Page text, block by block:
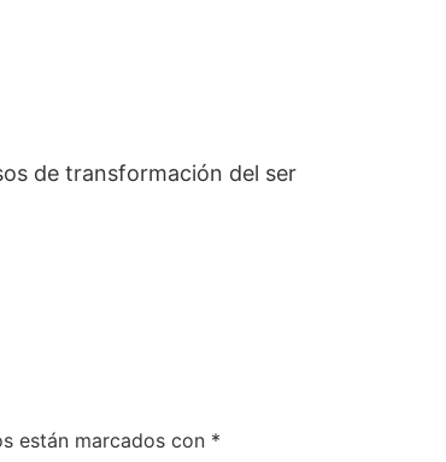
de transformación del ser
están marcados con *